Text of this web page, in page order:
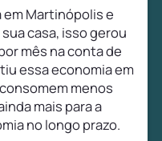
em Martinópolis e
casa, isso gerou
mês na conta de
essa economia em
menos
mais para a
no longo prazo.